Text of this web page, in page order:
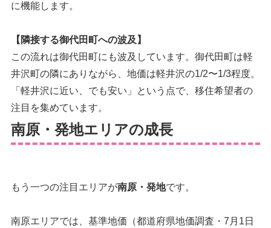
に機能します。
【隣接する御代田町への波及】
この流れは御代田町にも波及しています。御代田町は軽
井沢町の隣にありながら、地価は軽井沢の1/2〜1/3程度。
「軽井沢に近い、でも安い」という点で、移住希望者の
注目を集めています。
南原・発地エリアの成長
もう一つの注目エリアが南原・発地です。
南原エリアでは、基準地価（都道府県地価調査・7月1日